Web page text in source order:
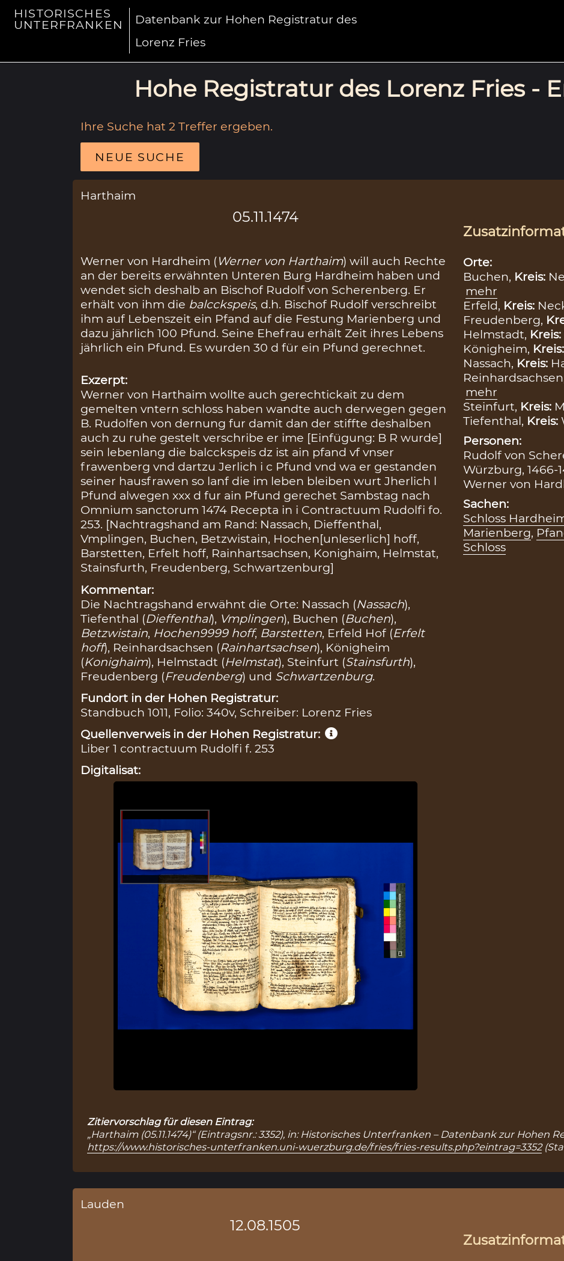
HISTORISCHES
UNTERFRANKEN
Datenbank zur Hohen Registratur des
Lorenz Fries
Hohe Registratur des Lorenz Fries -
Ihre Suche hat 2 Treffer ergeben.
NEUE SUCHE
Harthaim
05.11.1474
Werner von Hardheim (Werner von Harthaim) will auch Rechte
an der bereits erwähnten Unteren Burg Hardheim haben und
wendet sich deshalb an Bischof Rudolf von Scherenberg. Er
erhält von ihm die balcckspeis, d.h. Bischof Rudolf verschreibt
ihm auf Lebenszeit ein Pfand auf die Festung Marienberg und
dazu jährlich 100 Pfund. Seine Ehefrau erhält Zeit ihres Lebens
jährlich ein Pfund. Es wurden 30 d für ein Pfund gerechnet.
Exzerpt:
Werner von Harthaim wollte auch gerechtickait zu dem
gemelten vntern schloss haben wandte auch derwegen gegen
B. Rudolfen von dernung fur damit dan der stiffte deshalben
auch zu ruhe gestelt verschribe er ime [Einfügung: B R wurde]
sein lebenlang die balcckspeis dz ist ain pfand vf vnser
frawenberg vnd dartzu Jerlich i c Pfund vnd wa er gestanden
seiner hausfrawen so lanf die im leben bleiben wurt Jherlich l
Pfund alwegen xxx d fur ain Pfund gerechet Sambstag nach
Omnium sanctorum 1474 Recepta in i Contractuum Rudolfi fo.
253. [Nachtragshand am Rand: Nassach, Dieffenthal,
Vmplingen, Buchen, Betzwistain, Hochen[unleserlich] hoff,
Barstetten, Erfelt hoff, Rainhartsachsen, Konighaim, Helmstat,
Stainsfurth, Freudenberg, Schwartzenburg]
Kommentar:
Die Nachtragshand erwähnt die Orte: Nassach (Nassach),
Tiefenthal (Dieffenthal), Vmplingen), Buchen (Buchen),
Betzwistain, Hochen9999 hoff, Barstetten, Erfeld Hof (Erfelt
hoff), Reinhardsachsen (Rainhartsachsen), Königheim
(Konighaim), Helmstadt (Helmstat), Steinfurt (Stainsfurth),
Freudenberg (Freudenberg) und Schwartzenburg.
Fundort in der Hohen Registratur:
Standbuch 1011, Folio: 340v, Schreiber: Lorenz Fries
Quellenverweis in der Hohen Registratur:
Liber 1 contractuum Rudolfi f. 253
Digitalisat:
Orte:
Buchen, Kreis:
mehr
Erfeld, Kreis:
Freudenberg,
Helmstadt, Kreis:
Königheim, Kreis:
Nassach, Kreis:
mehr
Steinfurt, Kreis:
Tiefenthal, Kreis:
Personen:
Rudolf von
Würzburg, 1466-
Werner von
Sachen:
Schloss
Marienberg,
Schloss
Zitiervorschlag für diesen Eintrag:
„Harthaim (05.11.1474)“ (Eintragsnr.: 3352), in: Historisches Unterfranken – Datenbank zur Hohen
https://www.historisches-unterfranken.uni-wuerzburg.de/fries/fries-results.php?eintrag=3352
Lauden
12.08.1505